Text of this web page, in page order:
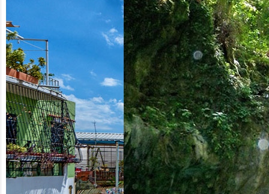
desde US$
120.00
TRIPLE
AVENTURA
Republica Dominicana
desde US$
75.00
VALLE TAINO +
CITY TOUR
Republica Dominicana